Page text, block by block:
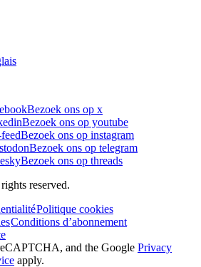
Bezoek ons op x
Bezoek ons op youtube
Bezoek ons op instagram
Bezoek ons op telegram
Bezoek ons op threads
reserved.
Politique cookies
Conditions d’abonnement
and the Google Privacy
apply.